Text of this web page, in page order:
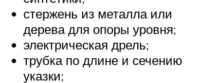
стержень из металла или
дерева для опоры уровня;
электрическая дрель;
трубка по длине и сечению
указки;